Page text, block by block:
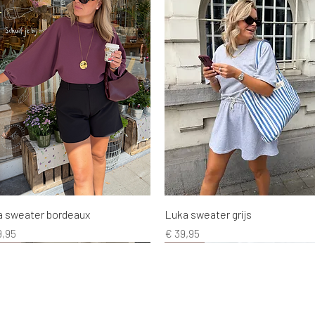
Snel overzicht
sweater bordeaux
Snel overzicht
Luka sweater grijs
Prijs
€ 39,95